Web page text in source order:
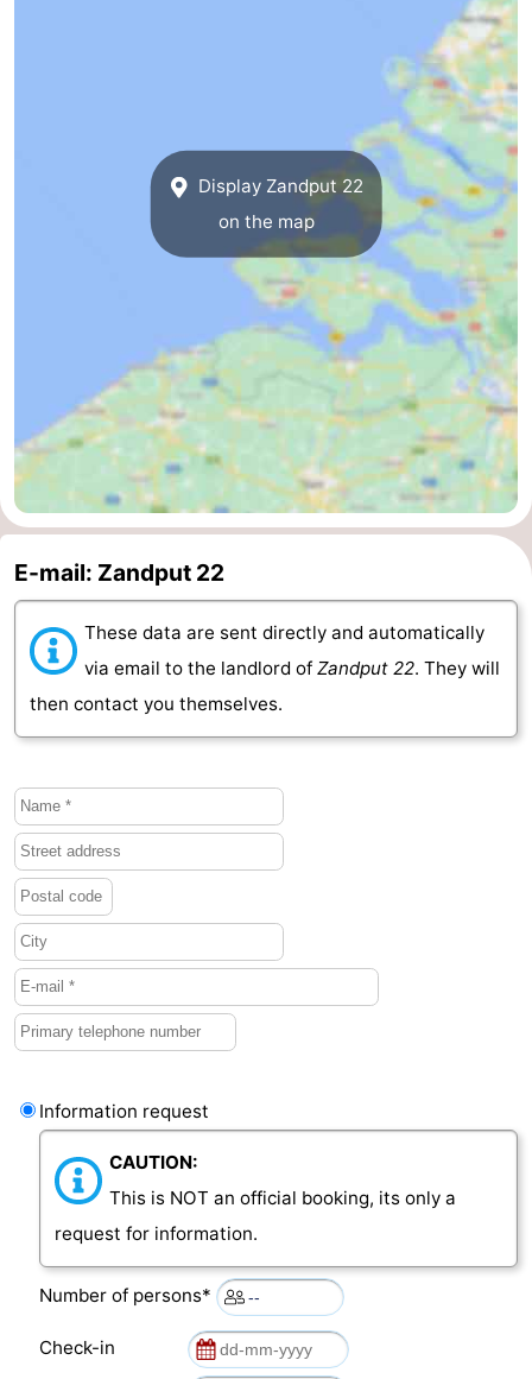
Display Zandput 22
on the map
E-mail: Zandput 22
These data are sent directly and automatically
via email to the landlord of Zandput 22. They will
then contact you themselves.
Information request
CAUTION:
This is NOT an official booking, its only a
request for information.
Number of persons*
Check-in